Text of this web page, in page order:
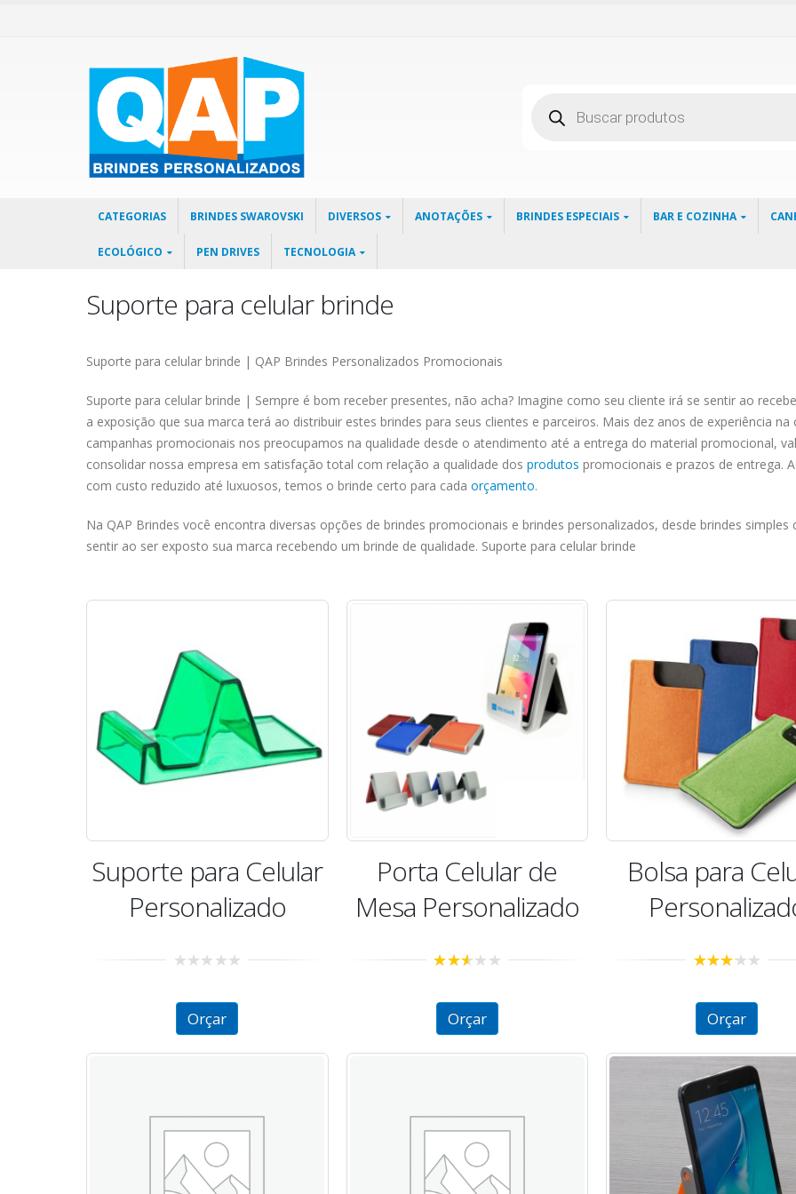
produtos
CATEGORIAS BRINDES SWAROVSKI DIVERSOS ANOTAÇÕES BRINDES ESPECIAIS BAR E COZINHA
ECOLÓGICO PEN DRIVES TECNOLOGIA
Suporte para celular brinde
Suporte para celular brinde | QAP Brindes Personalizados Promocionais
Suporte para celular brinde | Sempre é bom receber presentes, não acha? Imagine como seu cliente irá se sentir ao
a exposição que sua marca terá ao distribuir estes brindes para seus clientes e parceiros. Mais dez anos de experiência
campanhas promocionais nos preocupamos na qualidade desde o atendimento até a entrega do material promocional,
consolidar nossa empresa em satisfação total com relação a qualidade dos produtos promocionais e prazos de entrega.
com custo reduzido até luxuosos, temos o brinde certo para cada orçamento.
Na QAP Brindes você encontra diversas opções de brindes promocionais e brindes personalizados, desde brindes
sentir ao ser exposto sua marca recebendo um brinde de qualidade. Suporte para celular brinde
Suporte para Celular
Personalizado
of
Orçar
Porta Celular de
Mesa Personalizado
Orçar
Bolsa para
Orçar